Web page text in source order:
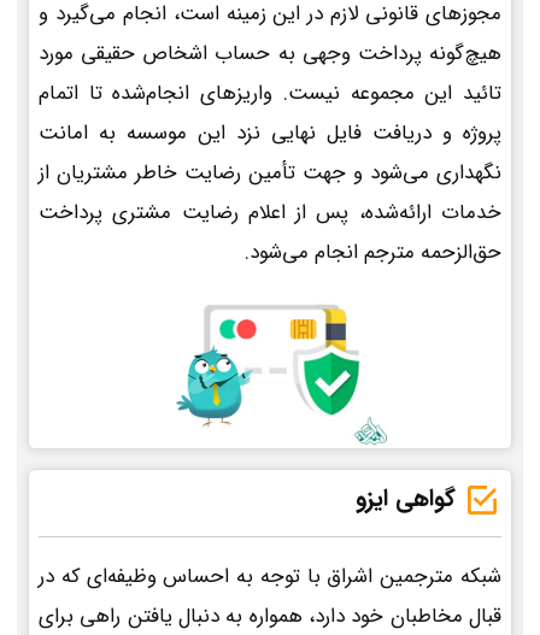
مجوزهای قانونی لازم در این زمینه است، انجام می‌گیرد و
هیچ‌گونه پرداخت وجهی به حساب اشخاص حقیقی مورد
تائید این مجموعه نیست. واریزهای انجام‌شده تا اتمام
پروژه و دریافت فایل نهایی نزد این موسسه به امانت
نگهداری می‌شود و جهت تأمین رضایت خاطر مشتریان از
خدمات ارائه‌شده، پس از اعلام رضایت مشتری پرداخت
حق‌الزحمه مترجم انجام می‌شود.
گواهی ایزو
شبکه مترجمین اشراق با توجه به احساس وظیفه‌ای که در
قبال مخاطبان خود دارد، همواره به دنبال یافتن راهی برای